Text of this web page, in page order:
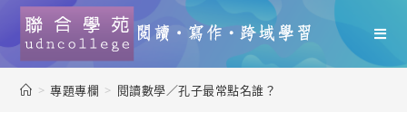
> 專題專欄 > 閱讀數學／孔子最常點名誰？